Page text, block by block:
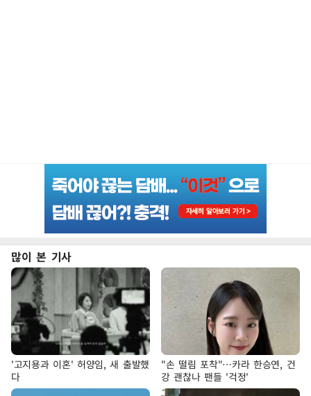
많이 본 기사
'고지용과 이혼' 허양임, 새 출발했
다
"손 떨림 포착"…카라 한승연, 건
강 괜찮나 팬들 '걱정'